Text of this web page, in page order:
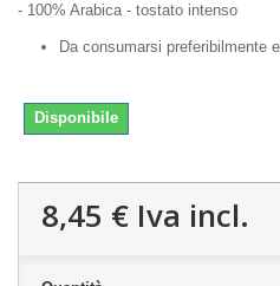
- 100% Arabica - tostato intenso
Da consumarsi preferibilmente
Disponibile
8,45 € Iva incl.